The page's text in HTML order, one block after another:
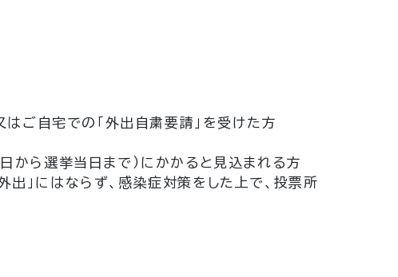
はご自宅での「外出自粛要請」を受けた方
から選挙当日まで）にかかると見込まれる方
」にはならず、感染症対策をした上で、投票所